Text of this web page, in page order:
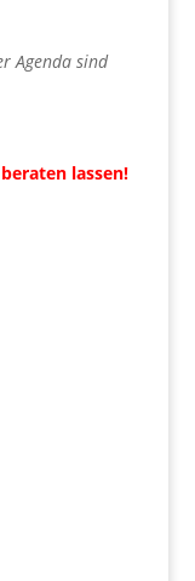
Agenda sind
lassen!